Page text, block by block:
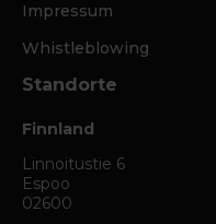
Impressum
Whistleblowing
Standorte
Finnland
Linnoitustie 6
Espoo
02600